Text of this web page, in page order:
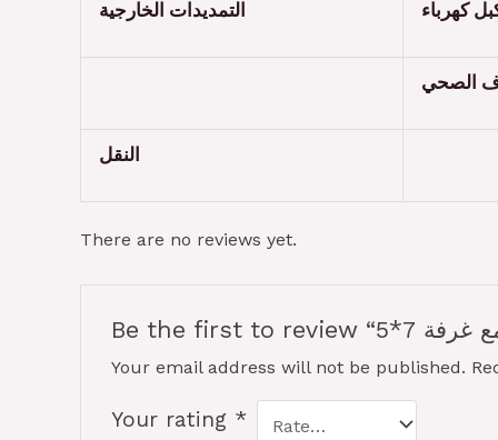
الصحي
There are no reviews yet.
Your email address will not be published.
Your rating *